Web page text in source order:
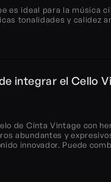
es ideal para la música
tonalidades y calidez
integrar el Cello
de Cinta Vintage con
abundantes y
innovador. Puede